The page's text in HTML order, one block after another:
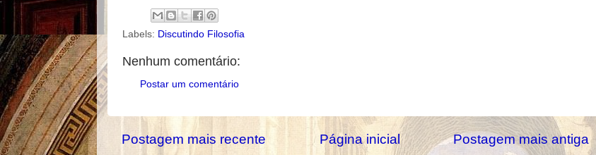
Labels: Discutindo Filosofia
Nenhum comentário:
Postar um comentário
Postagem mais recente Postagem mais antiga
Página inicial